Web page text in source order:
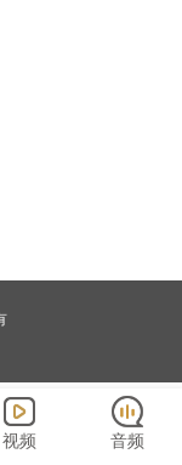
视频 音频